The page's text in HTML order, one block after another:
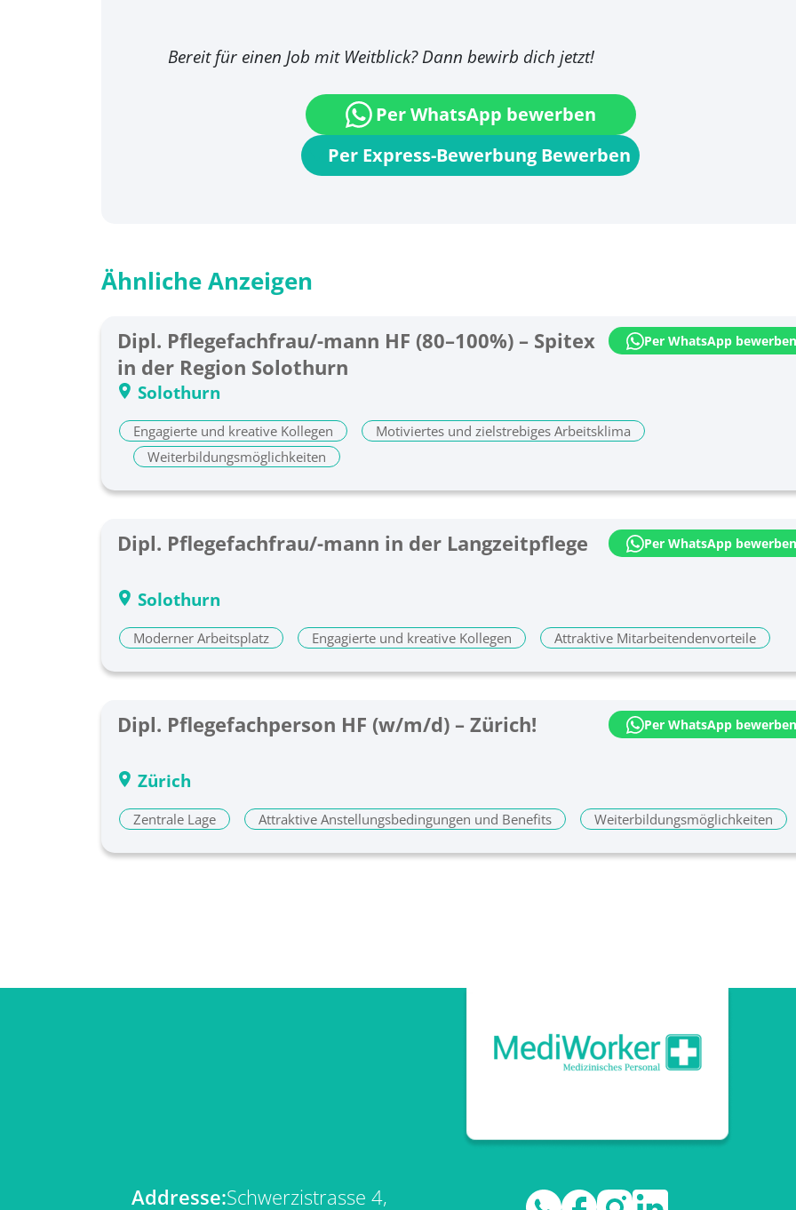
Bereit für einen Job mit Weitblick? Dann bewirb dich jetzt!
Per Express-Bewerbung Bewerben
Per WhatsApp bewerben
Ähnliche Anzeigen
Dipl. Pflegefachfrau/-mann HF (80–100%) – Spitex
in der Region Solothurn
Per WhatsApp bewerben
Solothurn
Engagierte und kreative Kollegen
Motiviertes und zielstrebiges Arbeitsklima
Weiterbildungsmöglichkeiten
Dipl. Pflegefachfrau/-mann in der Langzeitpflege Per WhatsApp bewerben
Solothurn
Moderner Arbeitsplatz Engagierte und kreative Kollegen Attraktive Mitarbeitendenvorteile
Dipl. Pflegefachperson HF (w/m/d) – Zürich! Per WhatsApp bewerben
Zürich
Zentrale Lage Attraktive Anstellungsbedingungen und Benefits Weiterbildungsmöglichkeiten
Addresse:Schwerzistrasse 4,